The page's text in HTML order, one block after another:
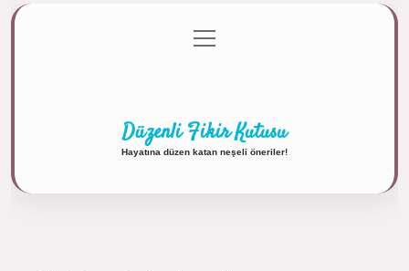
Gizlilik Politikası
menüyü
aç
Düzenli Fikir Kutusu
Hayatına düzen katan neşeli öneriler!